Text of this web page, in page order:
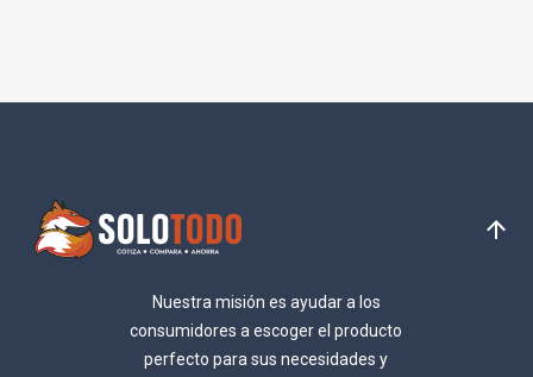
Nuestra misión es ayudar a los
consumidores a escoger el producto
perfecto para sus necesidades y